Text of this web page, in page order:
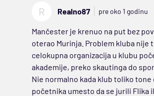
R Realno87 pre oko 1 godinu
Mančester je krenuo na put bez
oterao Murinja. Problem kluba nije
celokupna organizacija u klubu
akademije, preko skautinga do
Nie normalno kada klub toliko
početnika umesto da se jurili Flika